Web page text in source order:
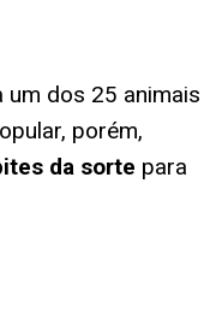
um dos 25 animais
porém,
da sorte para